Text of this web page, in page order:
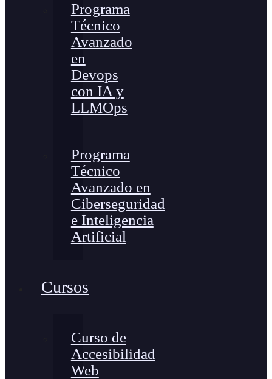
Programa
Técnico
Avanzado
en
Devops
con IA y
LLMOps
Programa
Técnico
Avanzado en
Ciberseguridad
e Inteligencia
Artificial
Cursos
Curso de
Accesibilidad
Web